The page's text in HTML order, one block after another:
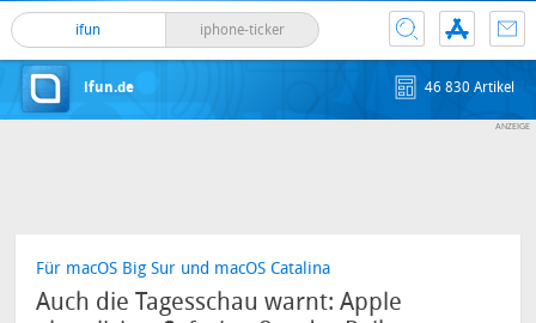
ifun iphone-ticker
ifun.de 46 830 Artikel
Für macOS Big Sur und macOS Catalina
Auch die Tagesschau warnt: Apple